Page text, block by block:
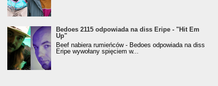
Bedoes 2115 odpowiada na diss Eripe - "Hit Em
Up"
Beef nabiera rumieńców - Bedoes odpowiada na diss
Eripe wywołany spięciem w...